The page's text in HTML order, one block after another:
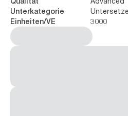
Unterkategorie
Einheiten/VE 3000